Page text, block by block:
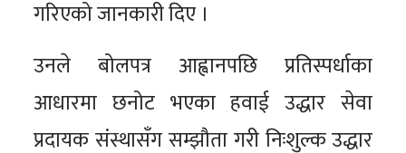
गरिएको जानकारी दिए ।
उनले बोलपत्र आह्वानपछि प्रतिस्पर्धाका
आधारमा छनोट भएका हवाई उद्धार सेवा
प्रदायक संस्थासँग सम्झौता गरी निःशुल्क उद्धार